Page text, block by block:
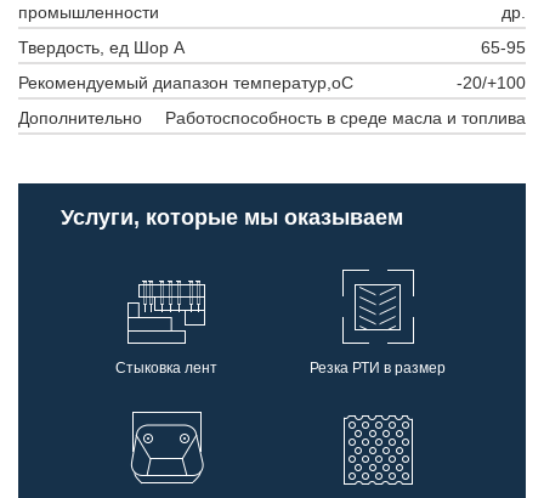
промышленности
др.
Твердость, ед Шор А
65-95
Рекомендуемый диапазон температур,оС
-20/+100
Дополнительно
Работоспособность в среде масла и топлива
Услуги, которые мы оказываем
Стыковка лент Резка РТИ в размер